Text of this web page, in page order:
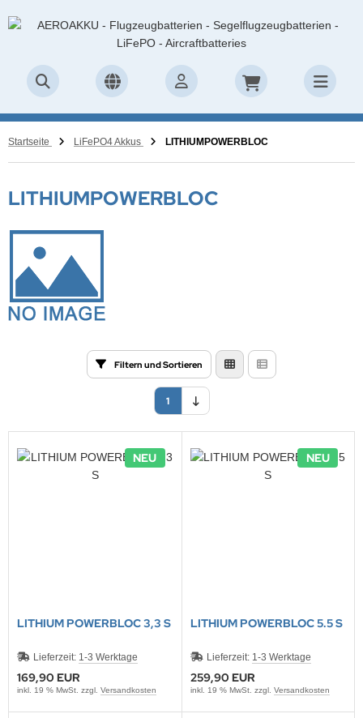
Startseite LiFePO4 Akkus LITHIUMPOWERBLOC
LITHIUMPOWERBLOC
Filtern und Sortieren
1
NEU
LITHIUM POWERBLOC 3,3 S
Lieferzeit: 1-3 Werktage
169,90 EUR
inkl. 19 % MwSt. zzgl. Versandkosten
NEU
LITHIUM POWERBLOC 5.5 S
Lieferzeit: 1-3 Werktage
259,90 EUR
inkl. 19 % MwSt. zzgl. Versandkosten